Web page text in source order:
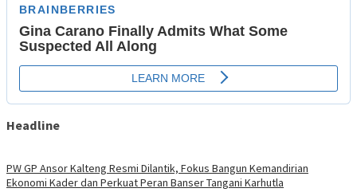
Headline
PW GP Ansor Kalteng Resmi Dilantik, Fokus Bangun Kemandirian
Ekonomi Kader dan Perkuat Peran Banser Tangani Karhutla